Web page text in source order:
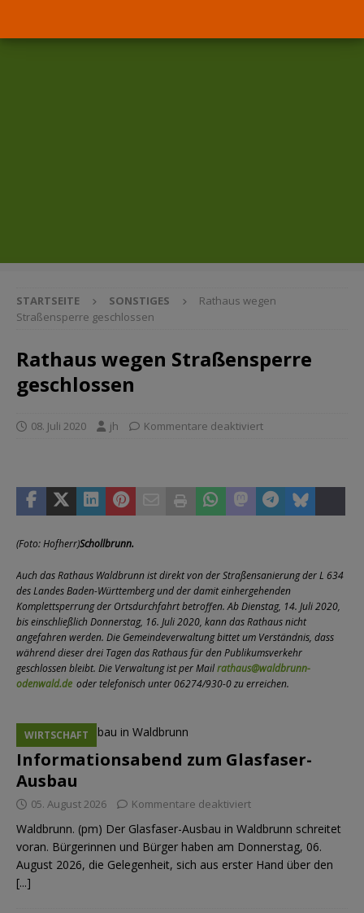
STARTSEITE SONSTIGES
Rathaus wegen
Straßensperre geschlossen
Rathaus wegen Straßensperre
geschlossen
08. Juli 2020 jh Kommentare deaktiviert
(Foto: Hofherr)Schollbrunn.
Auch das Rathaus Waldbrunn ist direkt von der Straßensanierung der L 634
des Landes Baden-Württemberg und der damit einhergehenden
Komplettsperrung der Ortsdurchfahrt betroffen. Ab Dienstag, 14. Juli 2020,
bis einschließlich Donnerstag, 16. Juli 2020, kann das Rathaus nicht
angefahren werden. Die Gemeindeverwaltung bittet um Verständnis, dass
während dieser drei Tagen das Rathaus für den Publikumsverkehr
geschlossen bleibt. Die Verwaltung ist per Mailrathaus@waldbrunn-
odenwald.de oder telefonisch unter 06274/930-0 zu erreichen.
Informationsabend zum Glasfaser-
Ausbau
WIRTSCHAFT
05. August 2026 Kommentare deaktiviert
Waldbrunn. (pm) Der Glasfaser-Ausbau in Waldbrunn schreitet
voran. Bürgerinnen und Bürger haben am Donnerstag, 06.
August 2026, die Gelegenheit, sich aus erster Hand über den
[...]